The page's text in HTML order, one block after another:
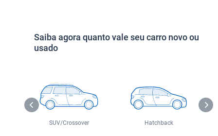
Saiba agora quanto vale seu carro novo ou
usado
SUV/Crossover Hatchback